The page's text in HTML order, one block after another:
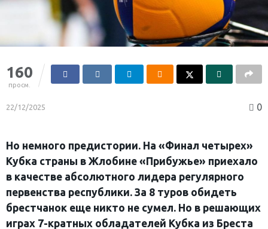
160
просм.
22/12/2025 0
Но немного предистории. На «Финал четырех»
Кубка страны в Жлобине «Прибужье» приехало
в качестве абсолютного лидера регулярного
первенства республики. За 8 туров обидеть
брестчанок еще никто не сумел. Но в решающих
играх 7-кратных обладателей Кубка из Бреста